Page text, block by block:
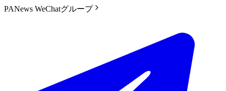
PANews WeChatグループ